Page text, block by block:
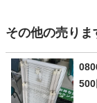
その他の売り
500